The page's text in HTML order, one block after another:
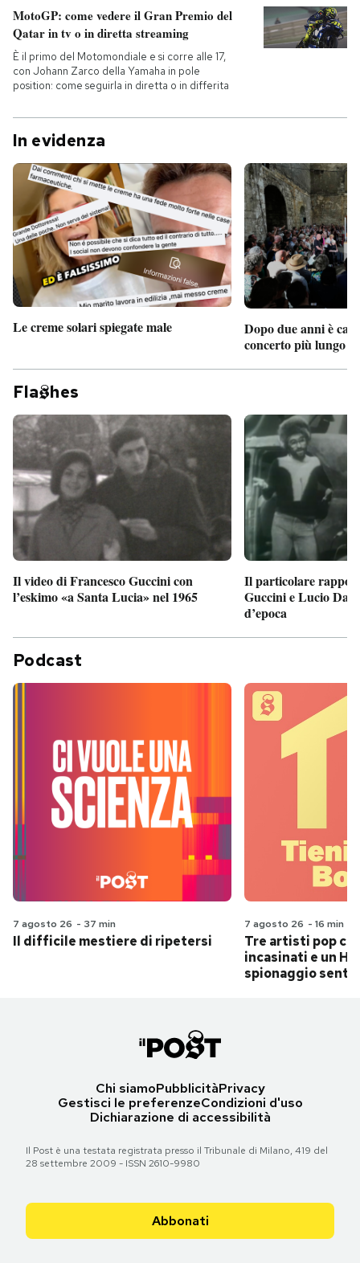
MotoGP: come vedere il Gran Premio del
Qatar in tv o in diretta streaming
È il primo del Motomondiale e si corre alle 17,
con Johann Zarco della Yamaha in pole
position: come seguirla in diretta o in differita
In evidenza
Le creme solari spiegate male
Dopo due anni è
concerto più lungo
Fla hes
Il video di Francesco Guccini con
l’eskimo «a Santa Lucia» nel 1965
Il particolare
Guccini e Lucio
d’epoca
Podcast
7 agosto 26 - 37 min
Il difficile mestiere di ripetersi
7 agosto 26 - 16 min
Tre artisti pop
incasinati e un
spionaggio
Chi siamoPubblicitàPrivacy
Gestisci le preferenzeCondizioni d'uso
Dichiarazione di accessibilità
Il Post è una testata registrata presso il Tribunale di Milano, 419 del
28 settembre 2009 - ISSN 2610-9980
Abbonati